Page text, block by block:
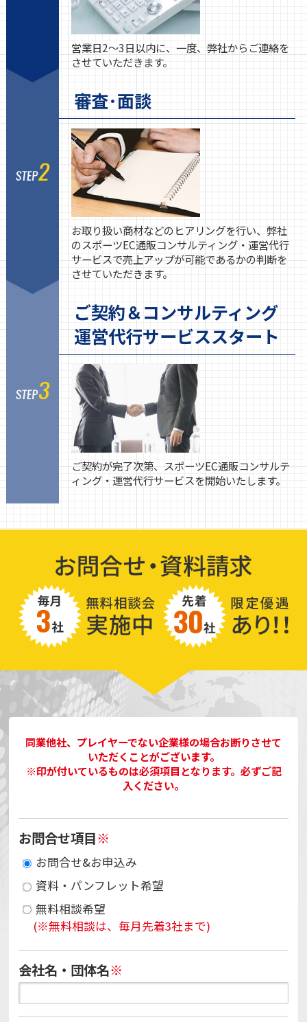
営業日2～3日以内に、一度、弊社からご連絡を
させていただきます。
審査･面談
お取り扱い商材などのヒアリングを行い、弊社
のスポーツEC通販コンサルティング・運営代行
サービスで売上アップが可能であるかの判断を
させていただきます。
ご契約＆コンサルティング
運営代行サービススタート
ご契約が完了次第、スポーツEC通販コンサルテ
ィング・運営代行サービスを開始いたします。
同業他社、プレイヤーでない企業様の場合お断りさせて
いただくことがございます。
※印が付いているものは必須項目となります。必ずご記
入ください。
お問合せ項目※
お問合せ&お申込み
資料・パンフレット希望
無料相談希望
(※無料相談は、毎月先着3社まで)
会社名・団体名※